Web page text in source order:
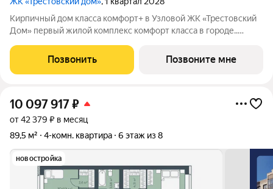
Кирпичный дом класса комфорт+ в Узловой ЖК «Трестовский
Дом» первый жилой комплекс комфорт класса в городе..
Кирпично-монолитный дом выполнен в современном стиле, с
теплым натуральным кирпичом
Позвонить Позвоните мне
10 097 917₽
от 42 379 ₽ в месяц
89,5 м²
4-комн. квартира 6 этаж из 8
новостройка